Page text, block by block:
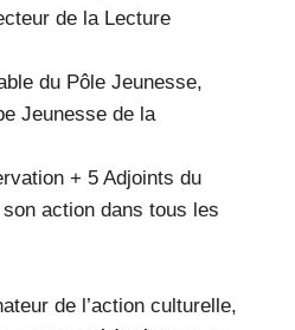
de la Lecture
du Pôle Jeunesse,
Jeunesse de la
+ 5 Adjoints du
action dans tous les
de l’action culturelle,